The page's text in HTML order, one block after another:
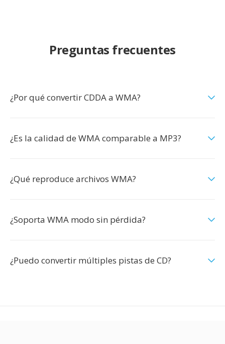
Preguntas frecuentes
¿Por qué convertir CDDA a WMA?
¿Es la calidad de WMA comparable a MP3?
¿Qué reproduce archivos WMA?
¿Soporta WMA modo sin pérdida?
¿Puedo convertir múltiples pistas de CD?